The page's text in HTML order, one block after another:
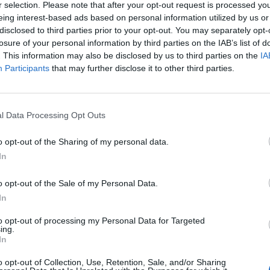
selection. Please note that after your opt-out request is processed
interest-based ads based on personal information utilized by us
to third parties prior to your opt-out. You may separately
of your personal information by third parties on the IAB’s list of
This information may also be disclosed by us to third parties on the
Participants that may further disclose it to other third parties.
Data Processing Opt Outs
opt-out of the Sharing of my personal data.
opt-out of the Sale of my Personal Data.
opt-out of processing my Personal Data for Targeted
opt-out of Collection, Use, Retention, Sale, and/or Sharing
il Capo dello Stato Giorgio Napolitano,
però "grave". LO SCOGLIO
18 Licenziamenti discriminatori e
Nello specifico, il nodo più importante da
l'articolo 18: i sindacati sono compatti
il reintegro l'unica opzione davanti ad un
divisi. E spunta un'ipotesi di
per quanto riguarda l'articolo 18 e in
licenziamenti disciplinari. Tra le ipotesi
32 mensilità che varrebbe in caso dei
disciplinari. Quest'ipotesi scatterebbe
e non del reintegro. Reintegro o
Più in generale si lavora a una proposta di